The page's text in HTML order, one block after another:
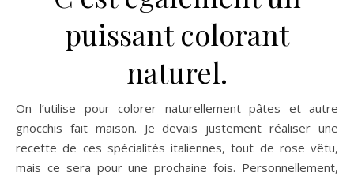
puissant colorant
naturel.
On l’utilise pour colorer naturellement pâtes et autre
gnocchis fait maison. Je devais justement réaliser une
recette de ces spécialités italiennes, tout de rose vêtu,
mais ce sera pour une prochaine fois. Personnellement,